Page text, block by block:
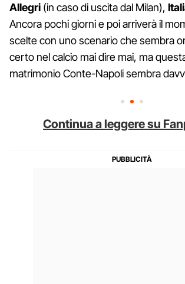
Allegri (in caso di uscita dal Milan),
Ancora pochi giorni e poi arriverà il
scelte con uno scenario che sembra
certo nel calcio mai dire mai, ma
matrimonio Conte-Napoli sembra
Continua a leggere su